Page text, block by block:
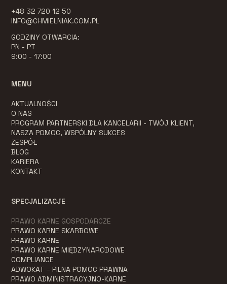
+48 32 720 12 50
INFO@CHMIELNIAK.COM.PL
GODZINY OTWARCIA:
PN - PT
9:00 - 17:00
MENU
AKTUALNOŚCI
O NAS
PROGRAM PARTNERSKI DLA KANCELARII - TWÓJ KLIENT,
NASZA POMOC, WSPÓLNY SUKCES
ZESPÓŁ
BLOG
KARIERA
KONTAKT
SPECJALIZACJE
PRAWO KARNE GOSPODARCZE
PRAWO KARNE SKARBOWE
PRAWO KARNE
PRAWO KARNE MIĘDZYNARODOWE
COMPLIANCE
ADWOKAT – PILNA POMOC PRAWNA
PRAWO ADMINISTRACYJNO-KARNE